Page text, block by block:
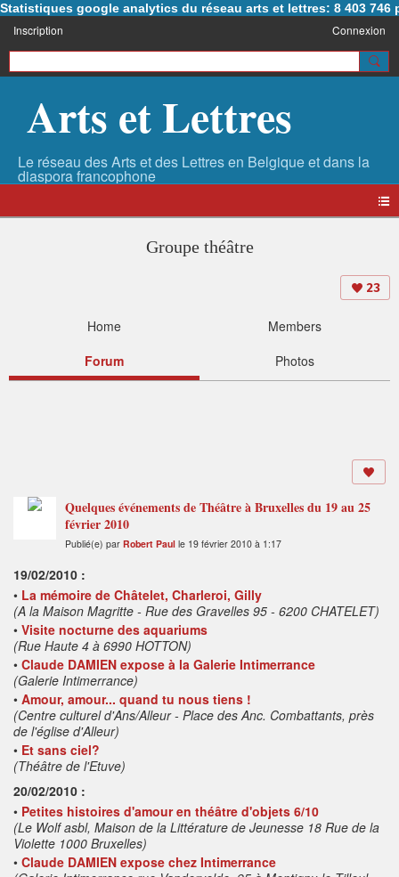
Statistiques google analytics du réseau arts et lettres: 8 403 746
Inscription Connexion
Arts et Lettres
Groupe théâtre
23
Home
Members
Forum
Photos
Quelques événements de Théâtre à Bruxelles du 19 au 25
février 2010
Publié(e) par Robert Paul le 19 février 2010 à 1:17
19/02/2010 :
• La mémoire de Châtelet, Charleroi, Gilly
(A la Maison Magritte - Rue des Gravelles 95 - 6200 CHATELET)
• Visite nocturne des aquariums
(Rue Haute 4 à 6990 HOTTON)
• Claude DAMIEN expose à la Galerie Intimerrance
(Galerie Intimerrance)
• Amour, amour... quand tu nous tiens !
(Centre culturel d'Ans/Alleur - Place des Anc. Combattants, près
de l'église d'Alleur)
• Et sans ciel?
(Théâtre de l'Etuve)
20/02/2010 :
• Petites histoires d'amour en théâtre d'objets 6/10
(Le Wolf asbl, Maison de la Littérature de Jeunesse 18 Rue de la
Violette 1000 Bruxelles)
• Claude DAMIEN expose chez Intimerrance